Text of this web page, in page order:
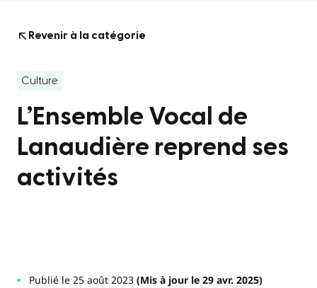
Revenir à la catégorie
Culture
L’Ensemble Vocal de
Lanaudière reprend ses
activités
Publié le 25 août 2023(Mis à jour le 29 avr. 2025)